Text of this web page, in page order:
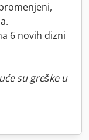
6 novih dizni
su greške u